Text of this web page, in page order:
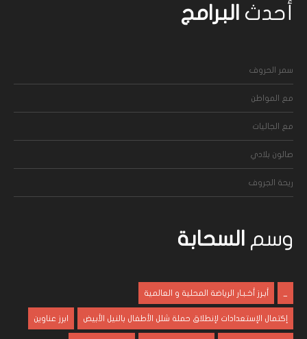
أحدث البرامج
سمر الحروف
مع المواطن
مع الجاليات
صالون بلادي
ريحة الجروف
وسم السحابة
أبـرز أخـبـار الرياضة المحلية و العالمية
إكتمال الإستعدادات لإنطلاق حملة شلل الأطفال بالنيل الأبيض ابرز عناوين